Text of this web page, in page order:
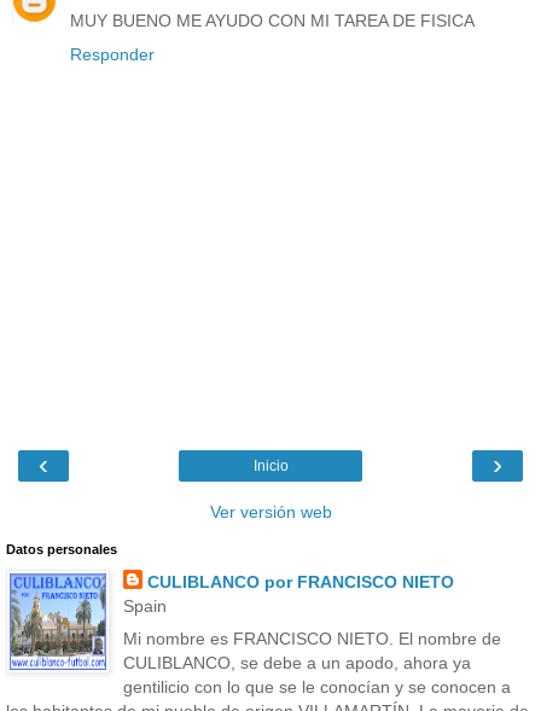
MUY BUENO ME AYUDO CON MI TAREA DE FISICA
Responder
‹ ›
Inicio
Ver versión web
Datos personales
CULIBLANCO por FRANCISCO NIETO
Spain
Mi nombre es FRANCISCO NIETO. El nombre de
CULIBLANCO, se debe a un apodo, ahora ya
gentilicio con lo que se le conocían y se conocen a